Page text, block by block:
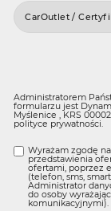
Administratorem
formularzu jest
Myślenice , KRS
polityce prywatności.
Wyrażam zgodę
przedstawienia
ofertami, poprzez
(telefon, sms,
Administrator
do osoby
komunikacyjnymi).